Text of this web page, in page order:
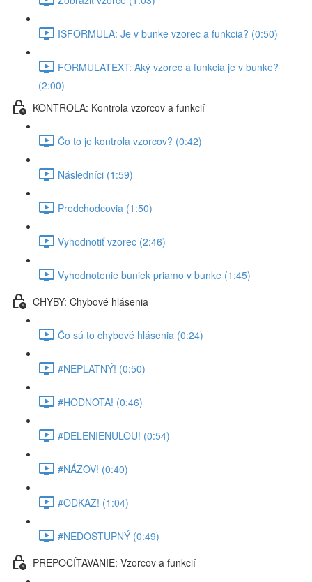
ISFORMULA: Je v bunke vzorec a funkcia? (0:50)
FORMULATEXT: Aký vzorec a funkcia je v bunke?
(2:00)
KONTROLA: Kontrola vzorcov a funkcií
Čo to je kontrola vzorcov? (0:42)
Následníci (1:59)
Predchodcovia (1:50)
Vyhodnotiť vzorec (2:46)
Vyhodnotenie buniek priamo v bunke (1:45)
CHYBY: Chybové hlásenia
Čo sú to chybové hlásenia (0:24)
#NEPLATNÝ! (0:50)
#HODNOTA! (0:46)
#DELENIENULOU! (0:54)
#NÁZOV! (0:40)
#ODKAZ! (1:04)
#NEDOSTUPNÝ (0:49)
PREPOČÍTAVANIE: Vzorcov a funkcií